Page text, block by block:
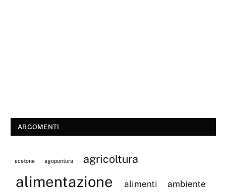
ARGOMENTI
acetone agopuntura agricoltura
alimentazione alimenti ambiente